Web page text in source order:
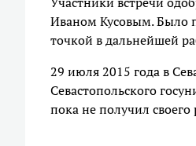
Иваном Кусовым. Было
точкой в дальнейшей
29 июля 2015 года в
Севастопольского
пока не получил своего